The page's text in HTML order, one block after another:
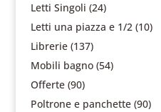
Letti Singoli (24)
Letti una piazza e 1/2 (10)
Librerie (137)
Mobili bagno (54)
Offerte (90)
Poltrone e panchette (90)